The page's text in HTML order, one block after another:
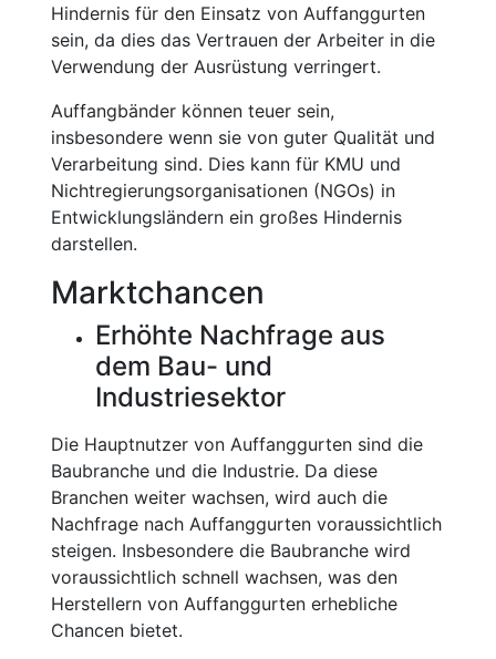
Hindernis für den Einsatz von Auffanggurten
sein, da dies das Vertrauen der Arbeiter in die
Verwendung der Ausrüstung verringert.
Auffangbänder können teuer sein,
insbesondere wenn sie von guter Qualität und
Verarbeitung sind. Dies kann für KMU und
Nichtregierungsorganisationen (NGOs) in
Entwicklungsländern ein großes Hindernis
darstellen.
Marktchancen
Erhöhte Nachfrage aus
dem Bau- und
Industriesektor
Die Hauptnutzer von Auffanggurten sind die
Baubranche und die Industrie. Da diese
Branchen weiter wachsen, wird auch die
Nachfrage nach Auffanggurten voraussichtlich
steigen. Insbesondere die Baubranche wird
voraussichtlich schnell wachsen, was den
Herstellern von Auffanggurten erhebliche
Chancen bietet.